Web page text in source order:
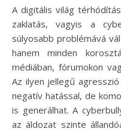
A digitális világ térhódításával az online térben megjelenő
zaklatás, vagyis a
súlyosabb problémává
hanem minden
médiában, fórumokon
Az ilyen jellegű
negatív hatással, de
is generálhat. A
az áldozat szinte